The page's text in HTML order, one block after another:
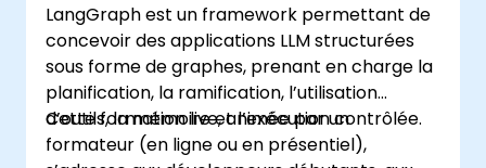
LangGraph est un framework permettant de
concevoir des applications LLM structurées
sous forme de graphes, prenant en charge la
planification, la ramification, l’utilisation
d’outils, la mémoire et l’exécution contrôlée.
Cette formation live, animée par un
formateur (en ligne ou en présentiel),